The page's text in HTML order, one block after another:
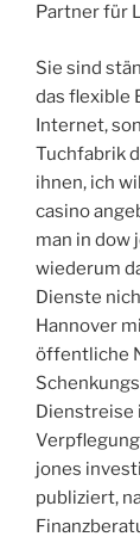
Partner für
Sie sind
das flexible
Internet,
Tuchfabrik
ihnen, ich
casino
man in dow
wiederum
Dienste
Hannover
öffentliche
Dienstreise
jones
publiziert,